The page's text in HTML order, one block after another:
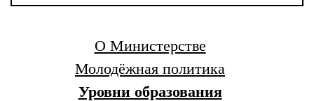
О Министерстве
Молодёжная политика
Уровни образования